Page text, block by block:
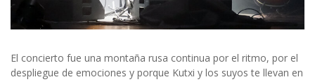
El concierto fue una montaña rusa continua por el ritmo, por el
despliegue de emociones y porque Kutxi y los suyos te llevan en